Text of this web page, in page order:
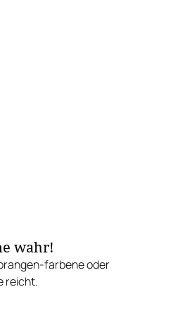
wahr!
farbene oder
reicht.